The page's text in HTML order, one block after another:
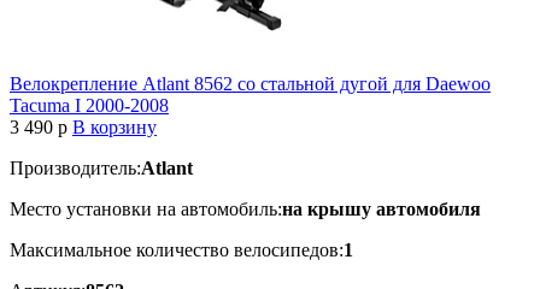
Велокрепление Atlant 8562 со стальной дугой для Daewoo
Tacuma I 2000-2008
3 490 p В корзину
Производитель:Atlant
Место установки на автомобиль:на крышу автомобиля
Максимальное количество велосипедов:1